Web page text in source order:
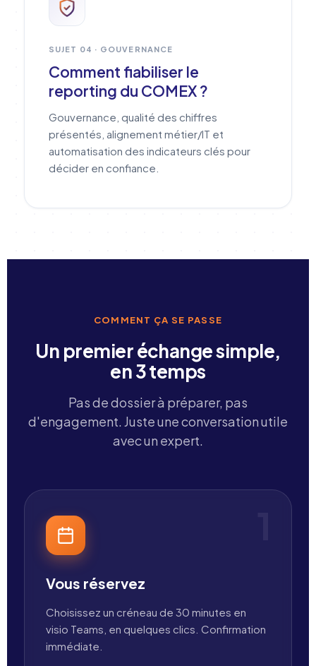
SUJET 04 · GOUVERNANCE
Comment fiabiliser le
reporting du COMEX ?
Gouvernance, qualité des chiffres
présentés, alignement métier/IT et
automatisation des indicateurs clés pour
décider en confiance.
COMMENT ÇA SE PASSE
Un premier échange simple,
en 3 temps
Pas de dossier à préparer, pas
d'engagement. Juste une conversation utile
avec un expert.
Vous réservez
Choisissez un créneau de 30 minutes en
visio Teams, en quelques clics. Confirmation
immédiate.